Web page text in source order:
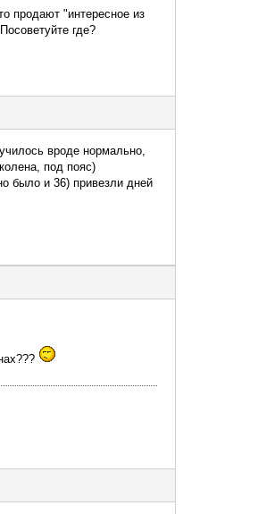
продают "интересное из
где?
вроде нормально,
под пояс)
было и 36) привезли дней